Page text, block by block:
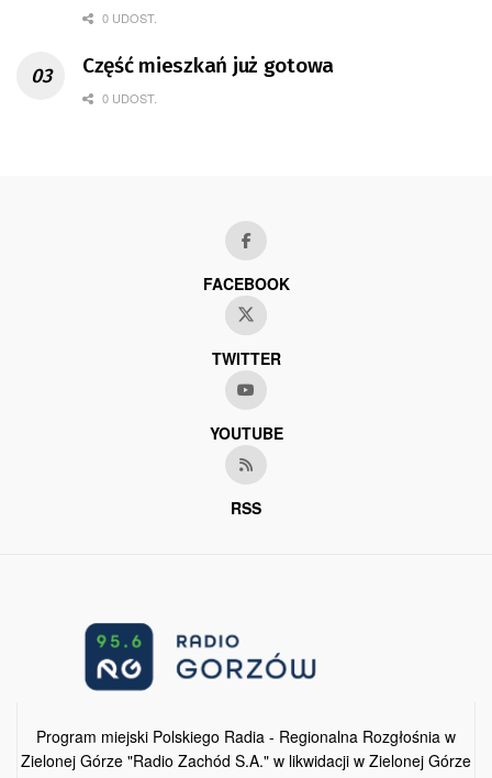
0 UDOST.
Część mieszkań już gotowa
0 UDOST.
FACEBOOK
TWITTER
YOUTUBE
RSS
Program miejski Polskiego Radia - Regionalna Rozgłośnia w
Zielonej Górze "Radio Zachód S.A." w likwidacji w Zielonej Górze